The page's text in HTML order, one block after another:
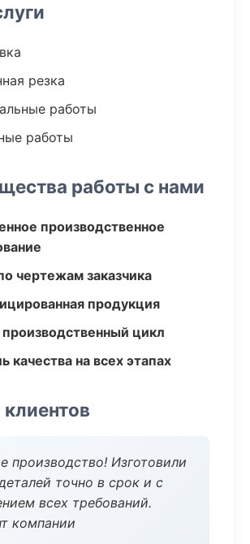
резка
работы
работы
работы с нами
производственное
чертежам заказчика
продукция
цикл
качества на всех этапах
производство! Изготовили
точно в срок и с
всех требований.
компании